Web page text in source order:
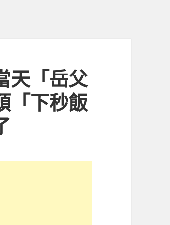
天「岳父
「下秒飯